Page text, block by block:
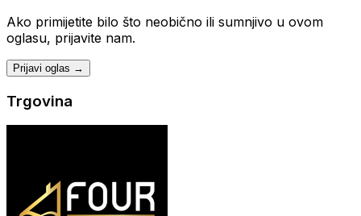
Ako primijetite bilo što neobično ili sumnjivo u ovom
oglasu, prijavite nam.
Prijavi oglas →
Trgovina